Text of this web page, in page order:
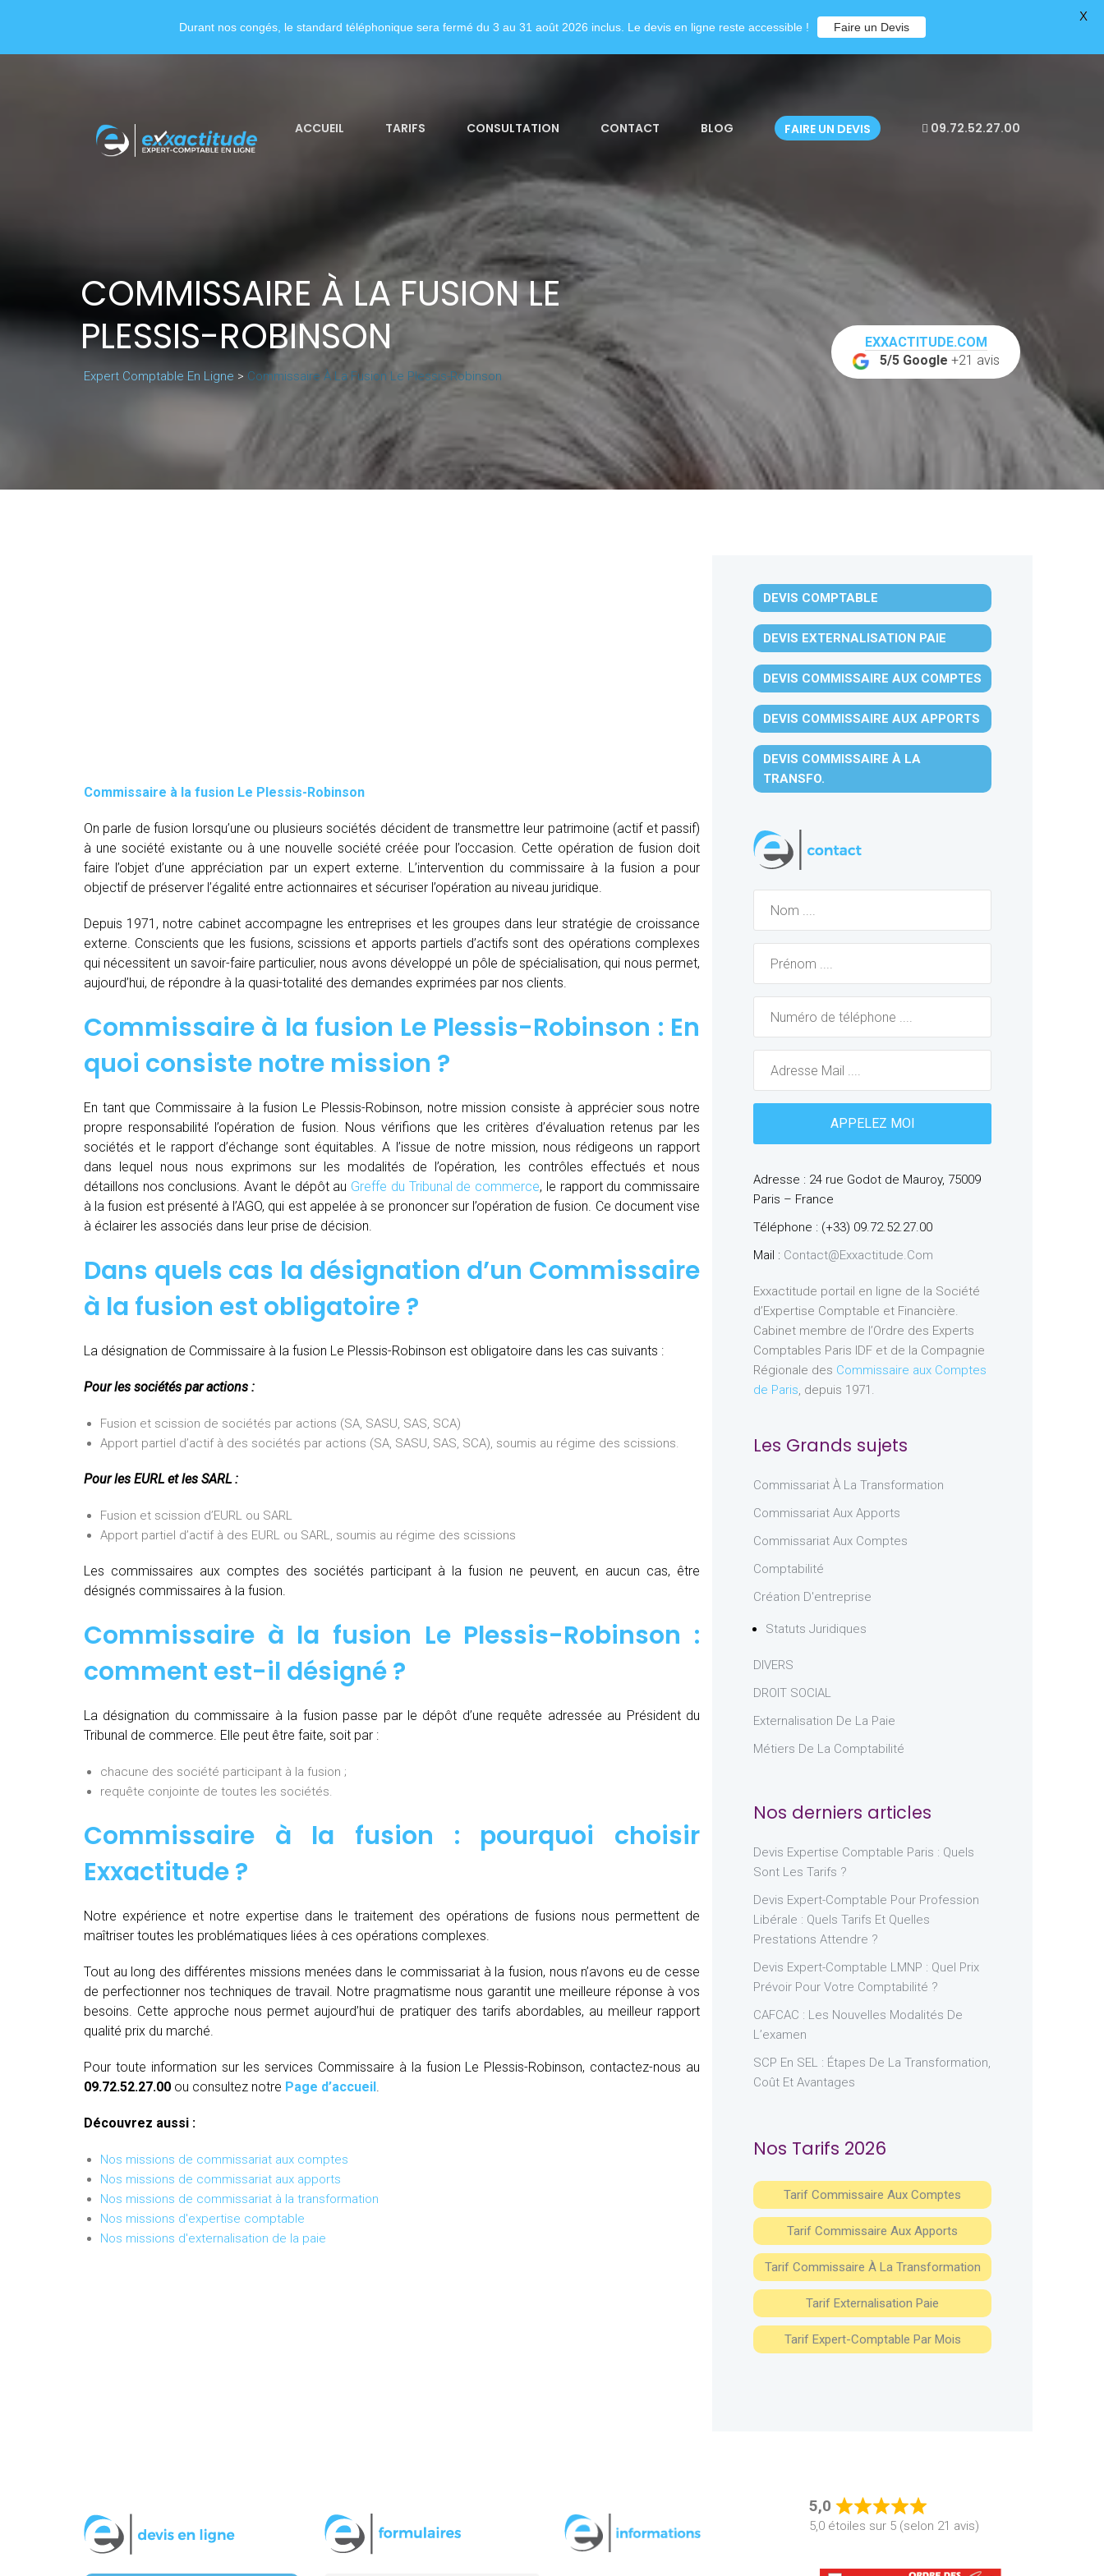
ACCUEIL TARIFS CONSULTATION CONTACT BLOG FAIRE UN DEVIS 09.72.52.27.00
COMMISSAIRE À LA FUSION LE
PLESSIS-ROBINSON
Expert Comptable En Ligne > Commissaire À La Fusion Le Plessis-Robinson
EXXACTITUDE.COM
5/5 Google +21 avis
Commissaire à la fusion Le Plessis-Robinson
On parle de fusion lorsqu’une ou plusieurs sociétés décident de transmettre leur patrimoine (actif et passif)
à une société existante ou à une nouvelle société créée pour l’occasion. Cette opération de fusion doit
faire l’objet d’une appréciation par un expert externe. L’intervention du commissaire à la fusion a pour
objectif de préserver l’égalité entre actionnaires et sécuriser l’opération au niveau juridique.
Depuis 1971, notre cabinet accompagne les entreprises et les groupes dans leur stratégie de croissance
externe. Conscients que les fusions, scissions et apports partiels d’actifs sont des opérations complexes
qui nécessitent un savoir-faire particulier, nous avons développé un pôle de spécialisation, qui nous permet,
aujourd’hui, de répondre à la quasi-totalité des demandes exprimées par nos clients.
Commissaire à la fusion Le Plessis-Robinson : En
quoi consiste notre mission ?
En tant que Commissaire à la fusion Le Plessis-Robinson, notre mission consiste à apprécier sous notre
propre responsabilité l’opération de fusion. Nous vérifions que les critères d’évaluation retenus par les
sociétés et le rapport d’échange sont équitables. A l’issue de notre mission, nous rédigeons un rapport
dans lequel nous nous exprimons sur les modalités de l’opération, les contrôles effectués et nous
détaillons nos conclusions. Avant le dépôt au Greffe du Tribunal de commerce, le rapport du commissaire
à la fusion est présenté à l’AGO, qui est appelée à se prononcer sur l’opération de fusion. Ce document vise
à éclairer les associés dans leur prise de décision.
Dans quels cas la désignation d’un Commissaire
à la fusion est obligatoire ?
La désignation de Commissaire à la fusion Le Plessis-Robinson est obligatoire dans les cas suivants :
Pour les sociétés par actions :
Fusion et scission de sociétés par actions (SA, SASU, SAS, SCA)
Apport partiel d’actif à des sociétés par actions (SA, SASU, SAS, SCA), soumis au régime des scissions.
Pour les EURL et les SARL :
Fusion et scission d’EURL ou SARL
Apport partiel d’actif à des EURL ou SARL, soumis au régime des scissions
Les commissaires aux comptes des sociétés participant à la fusion ne peuvent, en aucun cas, être
désignés commissaires à la fusion.
Commissaire à la fusion Le Plessis-Robinson :
comment est-il désigné ?
La désignation du commissaire à la fusion passe par le dépôt d’une requête adressée au Président du
Tribunal de commerce. Elle peut être faite, soit par :
chacune des société participant à la fusion ;
requête conjointe de toutes les sociétés.
Commissaire à la fusion : pourquoi choisir
Exxactitude ?
Notre expérience et notre expertise dans le traitement des opérations de fusions nous permettent de
maîtriser toutes les problématiques liées à ces opérations complexes.
Tout au long des différentes missions menées dans le commissariat à la fusion, nous n’avons eu de cesse
de perfectionner nos techniques de travail. Notre pragmatisme nous garantit une meilleure réponse à vos
besoins. Cette approche nous permet aujourd’hui de pratiquer des tarifs abordables, au meilleur rapport
qualité prix du marché.
Pour toute information sur les services Commissaire à la fusion Le Plessis-Robinson, contactez-nous au
09.72.52.27.00 ou consultez notre Page d’accueil.
Découvrez aussi :
Nos missions de commissariat aux comptes
Nos missions de commissariat aux apports
Nos missions de commissariat à la transformation
Nos missions d'expertise comptable
Nos missions d'externalisation de la paie
DEVIS COMPTABLE
DEVIS EXTERNALISATION PAIE
DEVIS COMMISSAIRE AUX COMPTES
DEVIS COMMISSAIRE AUX APPORTS
DEVIS COMMISSAIRE À LA
TRANSFO.
Adresse : 24 rue Godot de Mauroy, 75009
Paris – France
Téléphone : (+33) 09.72.52.27.00
Mail : Contact@exxactitude.com
Exxactitude portail en ligne de la Société
d’Expertise Comptable et Financière.
Cabinet membre de l’Ordre des Experts
Comptables Paris IDF et de la Compagnie
Régionale des Commissaire aux Comptes
de Paris, depuis 1971.
Les Grands sujets
Commissariat À La Transformation
Commissariat Aux Apports
Commissariat Aux Comptes
Comptabilité
Création D'entreprise
Statuts Juridiques
DIVERS
DROIT SOCIAL
Externalisation De La Paie
Métiers De La Comptabilité
Nos derniers articles
Devis Expertise Comptable Paris : Quels
Sont Les Tarifs ?
Devis Expert-Comptable Pour Profession
Libérale : Quels Tarifs Et Quelles
Prestations Attendre ?
Devis Expert-Comptable LMNP : Quel Prix
Prévoir Pour Votre Comptabilité ?
CAFCAC : Les Nouvelles Modalités De
L’examen
SCP En SEL : Étapes De La Transformation,
Coût Et Avantages
Nos Tarifs 2026
Tarif Commissaire Aux Comptes
Tarif Commissaire Aux Apports
Tarif Commissaire À La Transformation
Tarif Externalisation Paie
Tarif Expert-Comptable Par Mois
5,0
Rated
5,0
5,0 étoiles sur 5 (selon 21 avis)
Durant nos congés, le standard téléphonique sera fermé du 3 au 31 août 2026 inclus. Le devis en ligne reste accessible ! Faire un Devis
X